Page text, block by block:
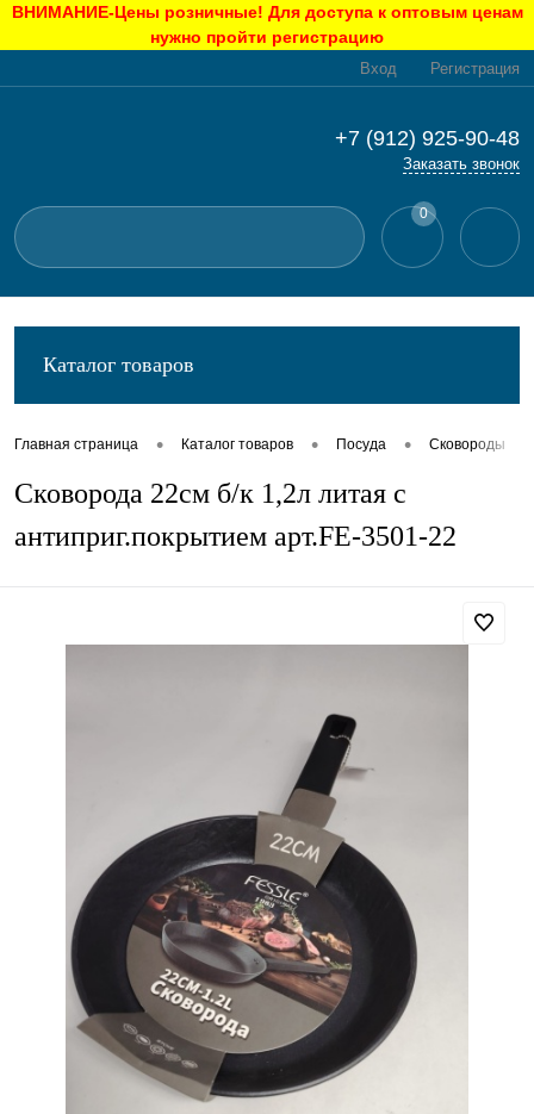
ВНИМАНИЕ-Цены розничные! Для доступа к оптовым ценам
нужно пройти регистрацию
Вход Регистрация
+7 (912) 925-90-48
Заказать звонок
0
Каталог товаров
Главная страница • Каталог товаров • Посуда • Сковороды
Сковорода 22см б/к 1,2л литая с
антиприг.покрытием арт.FE-3501-22